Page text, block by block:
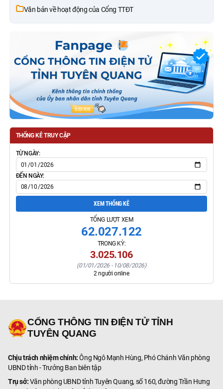
Văn bản về hoạt động của Cổng TTĐT
THỐNG KÊ TRUY CẬP
TỪ NGÀY:
ĐẾN NGÀY:
XEM THỐNG KÊ
TỔNG LƯỢT XEM
62.027.122
TRONG KỲ:
3.025.106
(01/01/2026 - 10/08/2026)
2người online
CỔNG THÔNG TIN ĐIỆN TỬ TỈNH
TUYÊN QUANG
Chịu trách nhiệm chính:Ông Ngô Mạnh Hùng, Phó Chánh Văn phòng
UBND tỉnh - Trưởng Ban biên tập
Trụ sở:Văn phòng UBND tỉnh Tuyên Quang, số 160, đường Trần Hưng